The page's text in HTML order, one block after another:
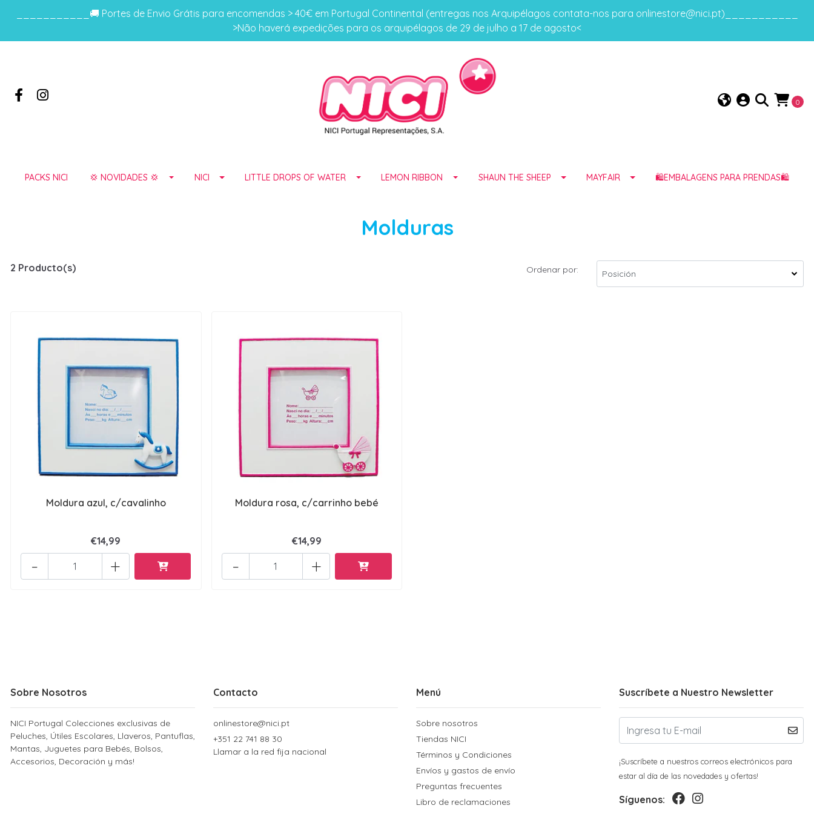
___________🚚 Portes de Envio Grátis para encomendas > 40€ em Portugal Continental (entregas nos Arquipélagos contata-nos para onlinestore@nici.pt)___________
>Não haverá expedições para os arquipélagos de 29 de julho a 17 de agosto<
0
PACKS NICI 💢 NOVIDADES 💢 NICI LITTLE DROPS OF WATER LEMON RIBBON SHAUN THE SHEEP MAYFAIR 🛍️EMBALAGENS PARA PRENDAS🛍️
Molduras
2 Producto(s) Ordenar por:
Moldura azul, c/cavalinho
€14,99
+
-
Moldura rosa, c/carrinho bebé
€14,99
+
-
Sobre Nosotros
NICI Portugal Colecciones exclusivas de
Peluches, Útiles Escolares, Llaveros, Pantuflas,
Mantas, Juguetes para Bebés, Bolsos,
Accesorios, Decoración y más!
Contacto
onlinestore@nici.pt
+351 22 741 88 30
Llamar a la red fija nacional
Menú
Sobre nosotros
Tiendas NICI
Términos y Condiciones
Envíos y gastos de envío
Preguntas frecuentes
Libro de reclamaciones
Suscríbete a Nuestro Newsletter
¡Suscríbete a nuestros correos electrónicos para
estar al día de las novedades y ofertas!
Síguenos: